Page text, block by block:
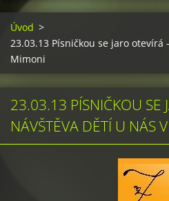
Úvod >
23.03.13 Písničkou se jaro otevírá
Mimoni
23.03.13 PÍSNIČKOU SE
NÁVŠTĚVA DĚTÍ U NÁS